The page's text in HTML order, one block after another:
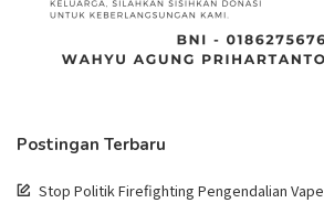
Postingan Terbaru
Stop Politik Firefighting Pengendalian Vape